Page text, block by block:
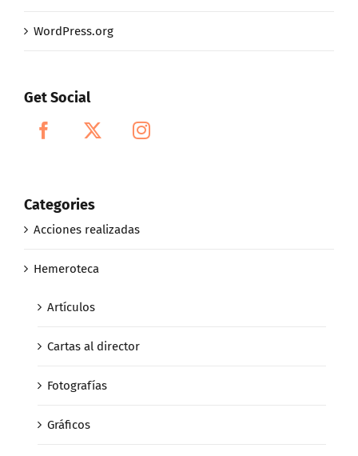
WordPress.org
Get Social
Categories
Acciones realizadas
Hemeroteca
Artículos
Cartas al director
Fotografías
Gráficos